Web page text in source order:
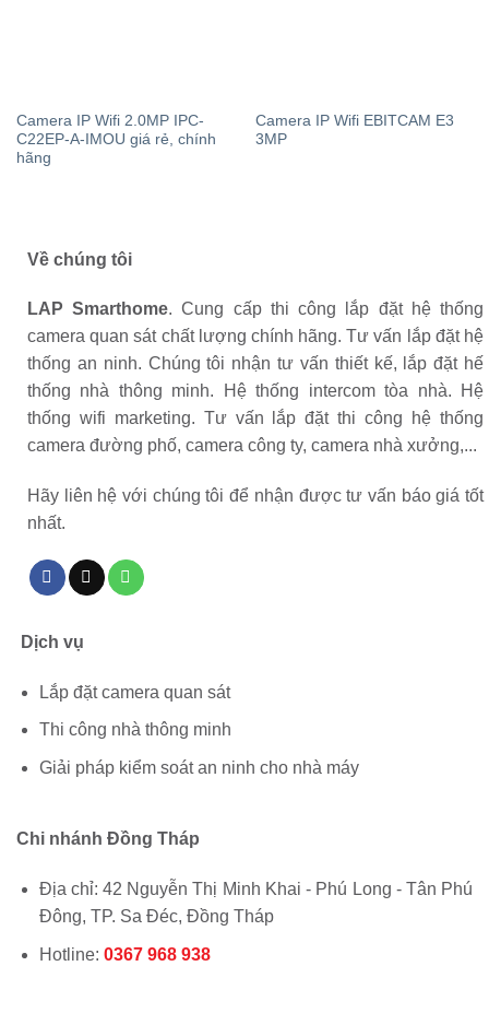
Camera IP Wifi 2.0MP IPC-
C22EP-A-IMOU giá rẻ, chính
hãng
Camera IP Wifi EBITCAM E3
3MP
Về chúng tôi
LAP Smarthome. Cung cấp thi công lắp đặt hệ thống
camera quan sát chất lượng chính hãng. Tư vấn lắp đặt hệ
thống an ninh. Chúng tôi nhận tư vấn thiết kế, lắp đặt hế
thống nhà thông minh. Hệ thống intercom tòa nhà. Hệ
thống wifi marketing. Tư vấn lắp đặt thi công hệ thống
camera đường phố, camera công ty, camera nhà xưởng,...
Hãy liên hệ với chúng tôi để nhận được tư vấn báo giá tốt
nhất.
Dịch vụ
Lắp đặt camera quan sát
Thi công nhà thông minh
Giải pháp kiểm soát an ninh cho nhà máy
Chi nhánh Đồng Tháp
Địa chỉ: 42 Nguyễn Thị Minh Khai - Phú Long - Tân Phú
Đông, TP. Sa Đéc, Đồng Tháp
Hotline: 0367 968 938